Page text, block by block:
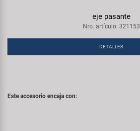
eje pasante
Nro. artículo: 321153
DETALLES
Este accesorio encaja con: